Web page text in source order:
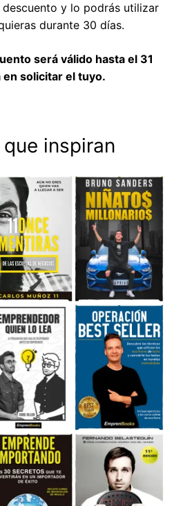
y lo podrás utilizar
durante 30 días.
será válido hasta el 31
solicitar el tuyo.
inspiran